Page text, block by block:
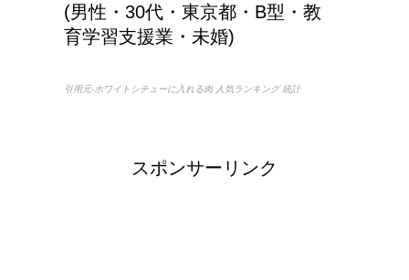
(男性・30代・東京都・B型・教
育学習支援業・未婚)
引用元-ホワイトシチューに入れる肉 人気ランキング 統計
スポンサーリンク